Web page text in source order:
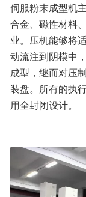
伺服粉末成型机
合金、磁性材料
业。压机能够将
动流注到阴模中
成型，继而对压
装盘。所有的执
用全封闭设计。